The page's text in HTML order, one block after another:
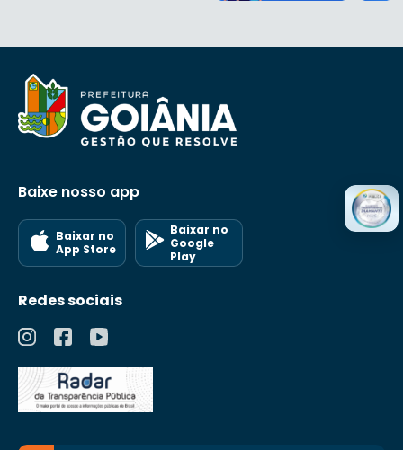
Baixe nosso app
Baixar no
App Store
Baixar no
Google
Play
Redes sociais